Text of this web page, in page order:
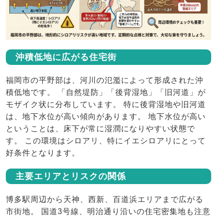
沖積低地に広がる住宅街
福岡市の平野部は、河川の氾濫によって形成された沖
積低地です。 「自然堤防」「後背湿地」「旧河道」が
モザイク状に分布しています。 特に後背湿地や旧河道
は、地下水位が高い傾向があります。 地下水位が高い
ということは、床下が常に湿潤になりやすい状態で
す。 この環境はシロアリ、特にイエシロアリにとって
好条件となります。
主要エリアとリスクの関係
博多駅周辺から天神、西新、百道浜エリアまで広がる
市街地。 国道3号線、明治通り沿いの住宅密集地も注意